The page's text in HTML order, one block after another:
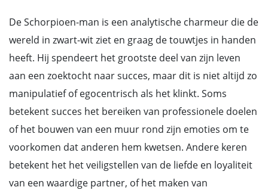
De Schorpioen-man is een analytische charmeur die de
wereld in zwart-wit ziet en graag de touwtjes in handen
heeft. Hij spendeert het grootste deel van zijn leven
aan een zoektocht naar succes, maar dit is niet altijd zo
manipulatief of egocentrisch als het klinkt. Soms
betekent succes het bereiken van professionele doelen
of het bouwen van een muur rond zijn emoties om te
voorkomen dat anderen hem kwetsen. Andere keren
betekent het het veiligstellen van de liefde en loyaliteit
van een waardige partner, of het maken van